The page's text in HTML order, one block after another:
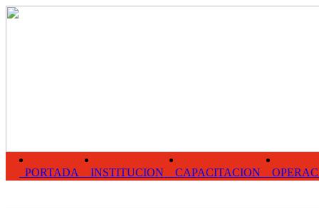
PORTADA INSTITUCION CAPACITACION